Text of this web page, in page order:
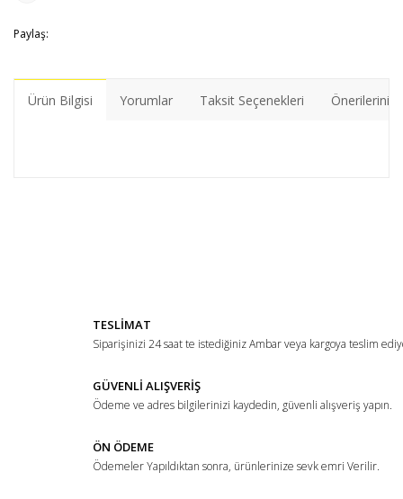
Paylaş:
Ürün Bilgisi Yorumlar Taksit Seçenekleri Önerileriniz
Ürün açıklamasında eksik bilgiler bulunuyor.
Ürün fiyatı diğer sitelerden daha pahalı.
Bu ürüne benzer farklı alternatifler olmalı.
TESLİMAT
Siparişinizi 24 saat te istediğiniz Ambar veya kargoya teslim
GÜVENLİ ALIŞVERİŞ
Ödeme ve adres bilgilerinizi kaydedin, güvenli alışveriş yapın.
ÖN ÖDEME
Ödemeler Yapıldıktan sonra, ürünlerinize sevk emri Verilir.